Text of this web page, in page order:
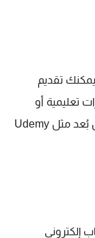
تقديم
تعليمية أو
تقديم الدروس الفردية عبر منصات التعليم عن بُعد مثل Udemy
إلكتروني